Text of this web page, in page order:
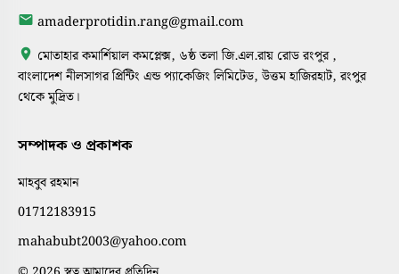
amaderprotidin.rang@gmail.com
মোতাহার কমার্শিয়াল কমপ্লেক্স, ৬ষ্ঠ তলা জি.এল.রায় রোড রংপুর ,
বাংলাদেশ নীলসাগর প্রিন্টিং এন্ড প্যাকেজিং লিমিটেড, উত্তম হাজিরহাট, রংপুর
থেকে মুদ্রিত।
সম্পাদক ও প্রকাশক
মাহবুব রহমান
01712183915
mahabubt2003@yahoo.com